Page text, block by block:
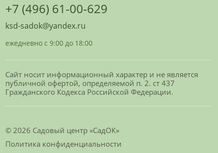
+7 (496) 61-00-629
ksd-sadok@yandex.ru
ежедневно с 9:00 до 18:00
Сайт носит информационный характер и не является
публичной офертой, определяемой п. 2. ст 437
Гражданского Кодекса Российской Федерации.
© 2026 Садовый центр «СадОК»
Политика конфиденциальности